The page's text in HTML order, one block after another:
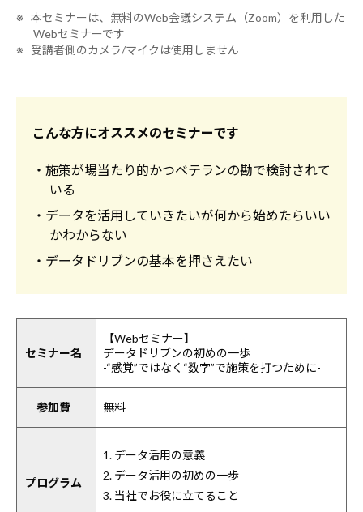
※ 本セミナーは、無料のWeb会議システム（Zoom）を利用した
Webセミナーです
※ 受講者側のカメラ/マイクは使用しません
こんな方にオススメのセミナーです
・施策が場当たり的かつベテランの勘で検討されて
いる
・データを活用していきたいが何から始めたらいい
かわからない
・データドリブンの基本を押さえたい
セミナー名
【Webセミナー】
データドリブンの初めの一歩
-“感覚”ではなく“数字”で施策を打つために-
参加費 無料
プログラム
1. データ活用の意義
2. データ活用の初めの一歩
3. 当社でお役に立てること